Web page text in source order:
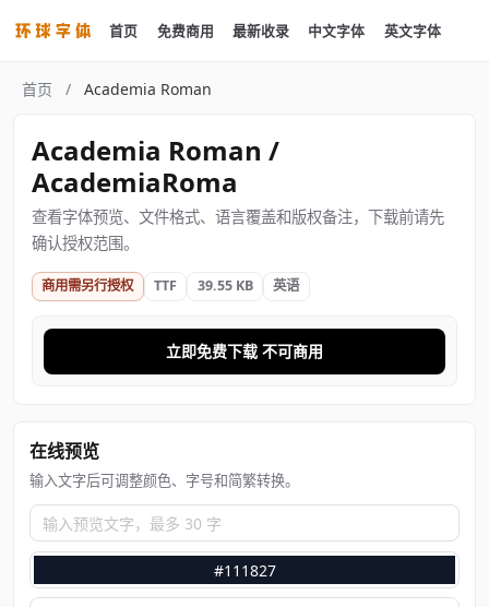
首页 免费商用 最新收录 中文字体 英文字体
首页 / Academia Roman
Academia Roman /
AcademiaRoma
查看字体预览、文件格式、语言覆盖和版权备注，下载前请先
确认授权范围。
商用需另行授权 TTF 39.55 KB 英语
立即免费下载 不可商用
在线预览
输入文字后可调整颜色、字号和简繁转换。
输入预览文字，最多 30 字
#111827